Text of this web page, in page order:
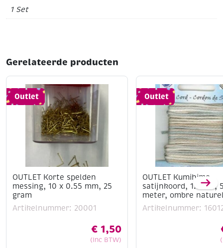
1 Set
Gerelateerde producten
Outlet
OUTLET Korte spelden
messing, 10 x 0.55 mm, 25
gram
Artikelnummer: 20001
€ 1,50
(Inc BTW)
Outlet
OUTLET Kumihimo
satijnkoord, 1.5mm,
meter, ombre
Artikelnummer: